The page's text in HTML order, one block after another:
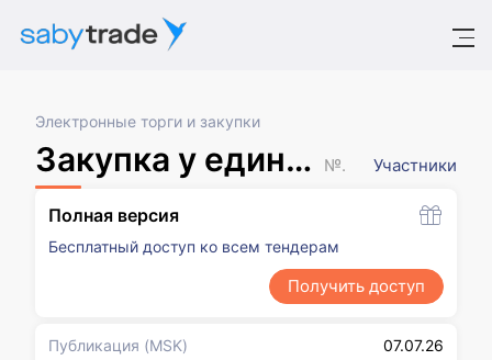
Электронные торги и закупки
Закупка у единственного поставщика в соответствии с п.5 ч.1 ст.93 44-ФЗ № XXXXXXX Участники
Полная версия
Бесплатный доступ ко всем тендерам
Получить доступ
Публикация (MSK)
07.07.26